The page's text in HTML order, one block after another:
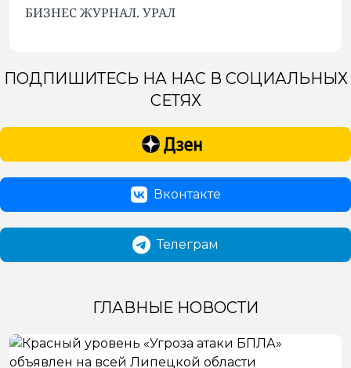
БИЗНЕС ЖУРНАЛ. УРАЛ
ПОДПИШИТЕСЬ НА НАС В СОЦИАЛЬНЫХ
СЕТЯХ
Вконтакте
Телеграм
ГЛАВНЫЕ НОВОСТИ